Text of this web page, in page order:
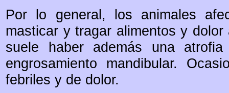
Por lo general, los animales
masticar y tragar alimentos y
suele haber además una
engrosamiento mandibular.
febriles y de dolor.